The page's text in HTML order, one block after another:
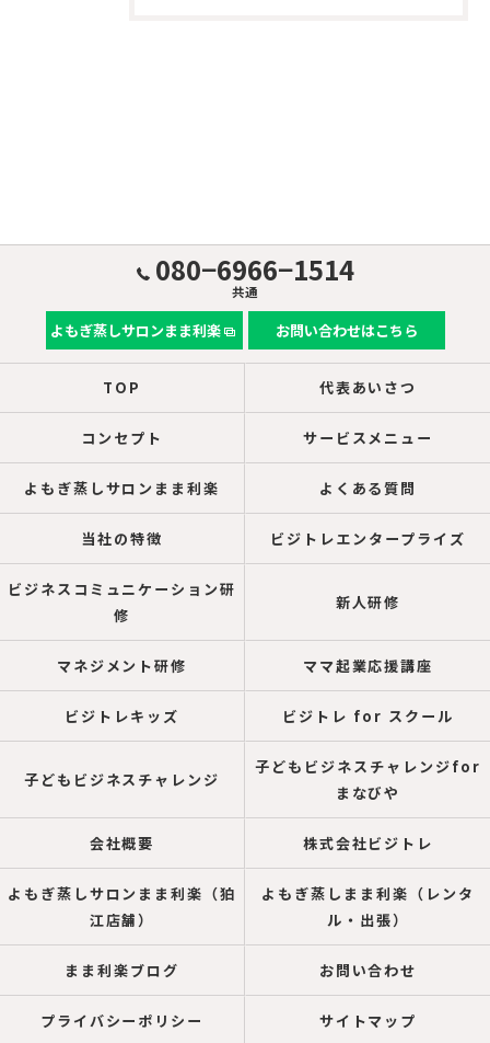
080−6966−1514
共通
よもぎ蒸しサロンまま利楽 お問い合わせはこちら
TOP 代表あいさつ
コンセプト サービスメニュー
よもぎ蒸しサロンまま利楽 よくある質問
当社の特徴 ビジトレエンタープライズ
ビジネスコミュニケーション研
修
新人研修
マネジメント研修 ママ起業応援講座
ビジトレキッズ ビジトレ for スクール
子どもビジネスチャレンジ
子どもビジネスチャレンジfor
まなびや
会社概要 株式会社ビジトレ
よもぎ蒸しサロンまま利楽（狛
江店舗）
よもぎ蒸しまま利楽（レンタ
ル・出張）
まま利楽ブログ お問い合わせ
プライバシーポリシー サイトマップ